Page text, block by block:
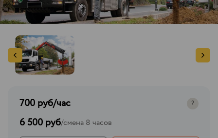
700 руб/час ?
6 500 руб/смена 8 часов